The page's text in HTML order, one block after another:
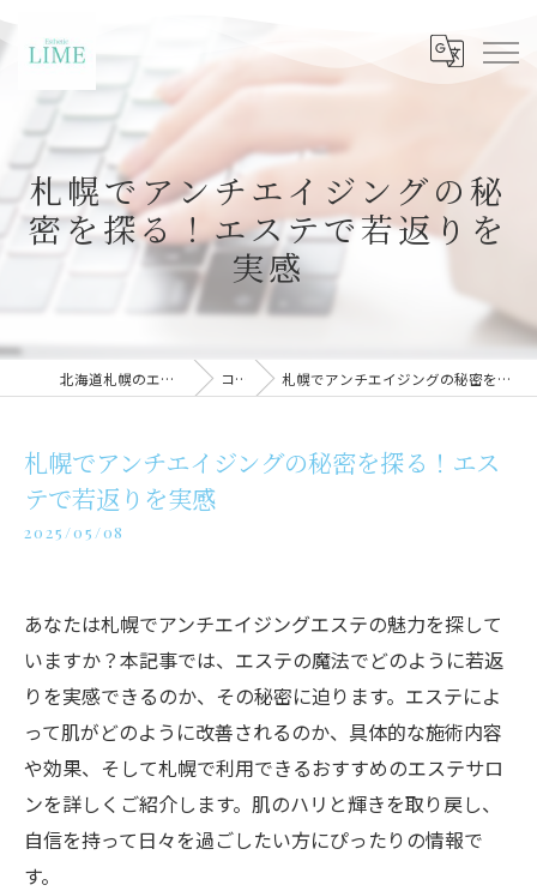
札幌でアンチエイジングの秘
密を探る！エステで若返りを
実感
北海道札幌のエステならLIME札幌 コラム 札幌でアンチエイジングの秘密を探る！エステで若返りを実感
札幌でアンチエイジングの秘密を探る！エス
テで若返りを実感
2025/05/08
あなたは札幌でアンチエイジングエステの魅力を探して
いますか？本記事では、エステの魔法でどのように若返
りを実感できるのか、その秘密に迫ります。エステによ
って肌がどのように改善されるのか、具体的な施術内容
や効果、そして札幌で利用できるおすすめのエステサロ
ンを詳しくご紹介します。肌のハリと輝きを取り戻し、
自信を持って日々を過ごしたい方にぴったりの情報で
す。